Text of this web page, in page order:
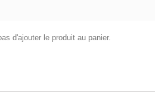
d'ajouter le produit au panier.